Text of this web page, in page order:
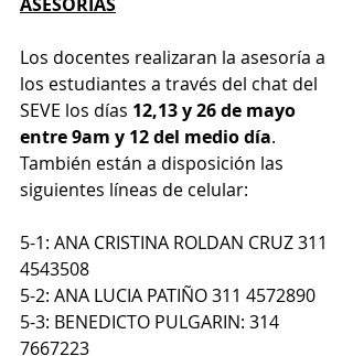
Los docentes realizaran la asesoría a
los estudiantes a través del chat del
SEVE los días 12,13 y 26 de mayo
entre 9am y 12 del medio día.
También están a disposición las
siguientes líneas de celular:
5-1: ANA CRISTINA ROLDAN CRUZ 311
4543508
5-2: ANA LUCIA PATIÑO 311 4572890
5-3: BENEDICTO PULGARIN: 314
7667223